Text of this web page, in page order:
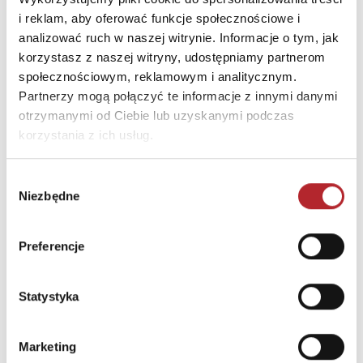
i reklam, aby oferować funkcje społecznościowe i
analizować ruch w naszej witrynie. Informacje o tym, jak
korzystasz z naszej witryny, udostępniamy partnerom
społecznościowym, reklamowym i analitycznym.
Partnerzy mogą połączyć te informacje z innymi danymi
otrzymanymi od Ciebie lub uzyskanymi podczas
korzystania z ich usług.
zgody
Niezbędne
Preferencje
Statystyka
Marketing
względu na stopień trudności i tematykę.<br>Znak
Graficzny CE
INNI KLIENCI KUPOWALI
Tactic Games